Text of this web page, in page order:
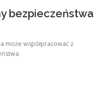
bezpieczeństwa
może współpracować z